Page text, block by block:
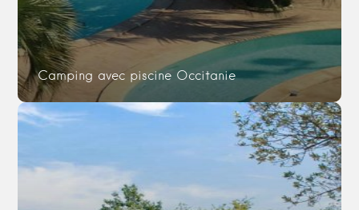
Camping avec piscine Occitanie